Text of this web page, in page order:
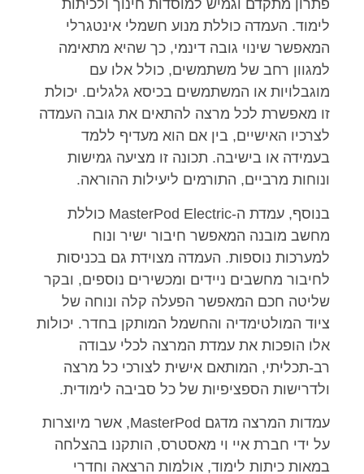
פתרון מתקדם וגמיש למוסדות חינוך ולכיתות
לימוד. העמדה כוללת מנוע חשמלי אינטגרלי
המאפשר שינוי גובה דינמי, כך שהיא מתאימה
למגוון רחב של משתמשים, כולל אלו עם
מוגבלויות או המשתמשים בכיסא גלגלים. יכולת
זו מאפשרת לכל מרצה להתאים את גובה העמדה
לצרכיו האישיים, בין אם הוא מעדיף ללמד
בעמידה או בישיבה. תכונה זו מציעה גמישות
ונוחות מרביים, התורמים ליעילות ההוראה.
בנוסף, עמדת ה-MasterPod Electric כוללת
מחשב מובנה המאפשר חיבור ישיר ונוח
למערכות נוספות. העמדה מצוידת גם בכניסות
לחיבור מחשבים ניידים ומכשירים נוספים, ובקר
שליטה חכם המאפשר הפעלה קלה ונוחה של
ציוד המולטימדיה והחשמל המותקן בחדר. יכולות
אלו הופכות את עמדת המרצה לכלי עבודה
רב-תכליתי, המותאם אישית לצורכי כל מרצה
ולדרישות הספציפיות של כל סביבה לימודית.
עמדות המרצה מדגם MasterPod, אשר מיוצרות
על ידי חברת איי וי מאסטרס, הותקנו בהצלחה
במאות כיתות לימוד, אולמות הרצאה וחדרי